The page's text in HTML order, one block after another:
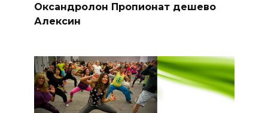
Оксандролон Пропионат дешево
Алексин